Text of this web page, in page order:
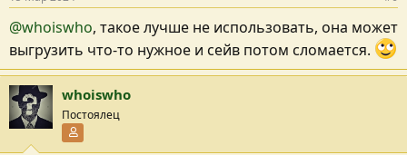
@whoiswho, такое лучше не использовать, она может
выгрузить что-то нужное и сейв потом сломается.
whoiswho
Постоялец